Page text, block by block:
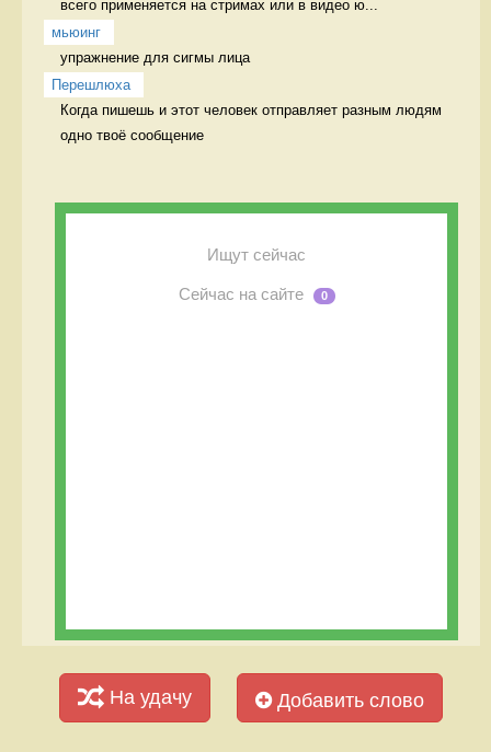
всего применяется на стримах или в видео ю...
мьюинг
упражнение для сигмы лица
Перешлюха
Когда пишешь и этот человек отправляет разным людям
одно твоё сообщение
Ищут сейчас
Сейчас на сайте 0
На удачу Добавить слово